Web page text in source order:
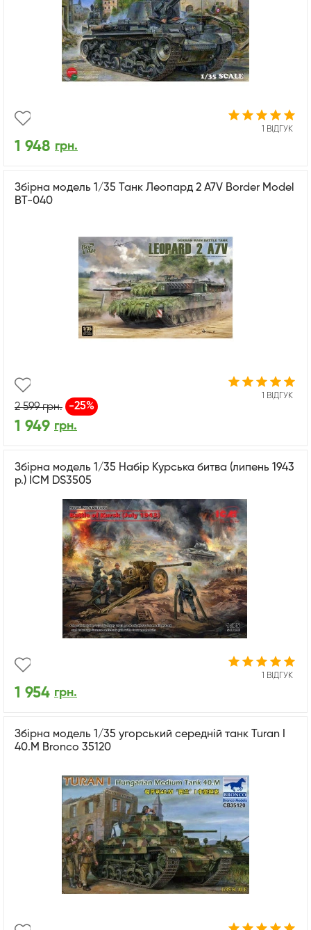
1 ВІДГУК
1 948 грн.
Збірна модель 1/35 Танк Леопард 2 A7V Border Model
BT-040
1 ВІДГУК
2 599грн. -25%
1 949 грн.
Збірна модель 1/35 Набір Курська битва (липень 1943
р.) ICM DS3505
1 ВІДГУК
1 954 грн.
Збірна модель 1/35 угорський середній танк Turan I
40.M Bronco 35120